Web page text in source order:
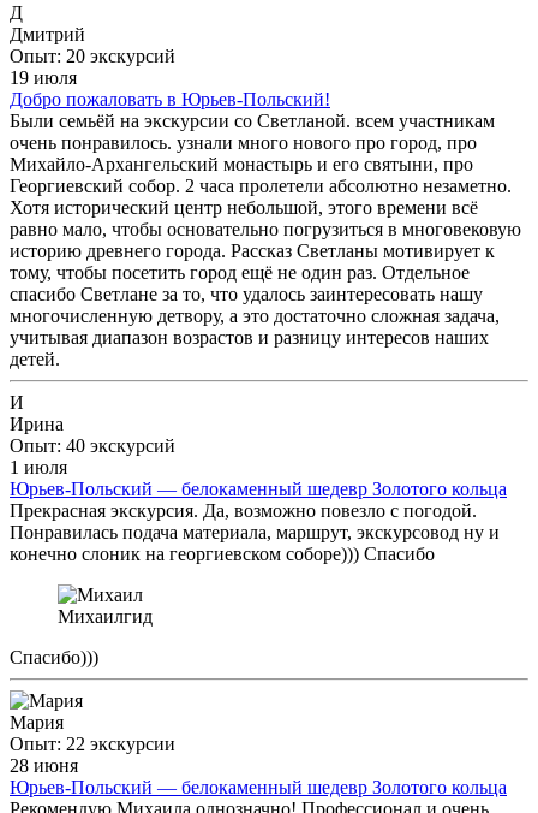
Д
Дмитрий
Опыт: 20 экскурсий
19 июля
Добро пожаловать в Юрьев-Польский!
Были семьёй на экскурсии со Светланой. всем участникам
очень понравилось. узнали много нового про город, про
Михайло-Архангельский монастырь и его святыни, про
Георгиевский собор. 2 часа пролетели абсолютно незаметно.
Хотя исторический центр небольшой, этого времени всё
равно мало, чтобы основательно погрузиться в многовековую
историю древнего города. Рассказ Светланы мотивирует к
тому, чтобы посетить город ещё не один раз. Отдельное
спасибо Светлане за то, что удалось заинтересовать нашу
многочисленную детвору, а это достаточно сложная задача,
учитывая диапазон возрастов и разницу интересов наших
детей.
И
Ирина
Опыт: 40 экскурсий
1 июля
Юрьев-Польский — белокаменный шедевр Золотого кольца
Прекрасная экскурсия. Да, возможно повезло с погодой.
Понравилась подача материала, маршрут, экскурсовод ну и
конечно слоник на георгиевском соборе))) Спасибо
Михаилгид
Спасибо)))
Мария
Опыт: 22 экскурсии
28 июня
Юрьев-Польский — белокаменный шедевр Золотого кольца
Рекомендую Михаила однозначно! Профессионал и очень